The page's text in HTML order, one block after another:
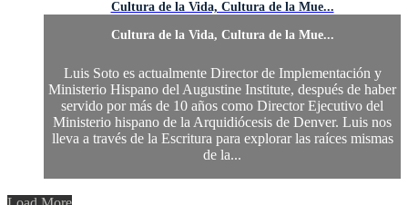
Cultura de la Vida, Cultura de la Mue...
Cultura de la Vida, Cultura de la Mue...
Luis Soto es actualmente Director de Implementación y
Ministerio Hispano del Augustine Institute, después de haber
servido por más de 10 años como Director Ejecutivo del
Ministerio hispano de la Arquidiócesis de Denver. Luis nos
lleva a través de la Escritura para explorar las raíces mismas
de la...